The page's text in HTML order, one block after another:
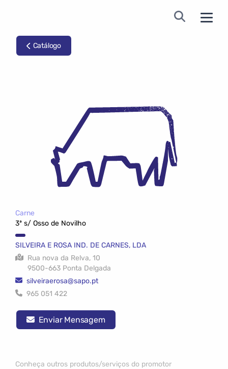
Catálogo
Carne
3ª s/ Osso de Novilho
SILVEIRA E ROSA IND. DE CARNES, LDA
Rua nova da Relva, 10
9500-663 Ponta Delgada
silveiraerosa@sapo.pt
965 051 422
Enviar Mensagem
Conheça outros produtos/serviços do promotor